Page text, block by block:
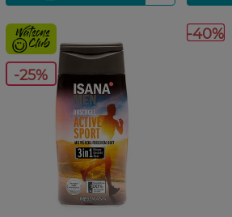
-25%
-40%